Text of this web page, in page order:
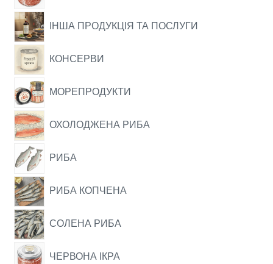
ІНША ПРОДУКЦІЯ ТА ПОСЛУГИ
КОНСЕРВИ
МОРЕПРОДУКТИ
ОХОЛОДЖЕНА РИБА
РИБА
РИБА КОПЧЕНА
СОЛЕНА РИБА
ЧЕРВОНА ІКРА